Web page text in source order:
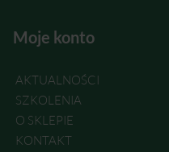
Moje konto
AKTUALNOŚCI
SZKOLENIA
O SKLEPIE
KONTAKT